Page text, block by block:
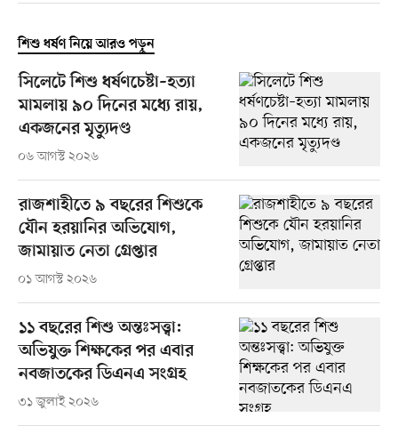
শিশু ধর্ষণ নিয়ে আরও পড়ুন
সিলেটে শিশু ধর্ষণচেষ্টা–হত্যা
মামলায় ৯০ দিনের মধ্যে রায়,
একজনের মৃত্যুদণ্ড
০৬ আগস্ট ২০২৬
রাজশাহীতে ৯ বছরের শিশুকে
যৌন হরয়ানির অভিযোগ,
জামায়াত নেতা গ্রেপ্তার
০১ আগস্ট ২০২৬
১১ বছরের শিশু অন্তঃসত্ত্বা:
অভিযুক্ত শিক্ষকের পর এবার
নবজাতকের ডিএনএ সংগ্রহ
৩১ জুলাই ২০২৬